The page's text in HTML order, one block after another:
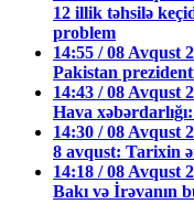
12 illik təhsilə
problem
14:55 / 08 Avqust
Pakistan
14:43 / 08 Avqust
Hava
14:30 / 08 Avqust
8 avqust: Tarixin
14:18 / 08 Avqust
Bakı və İrəvanın